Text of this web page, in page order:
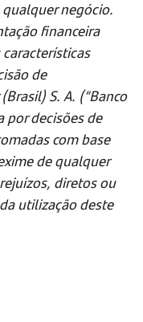
negócio.
financeira
de
S. A. (“Banco
por decisões de
com base
de qualquer
diretos ou
utilização deste